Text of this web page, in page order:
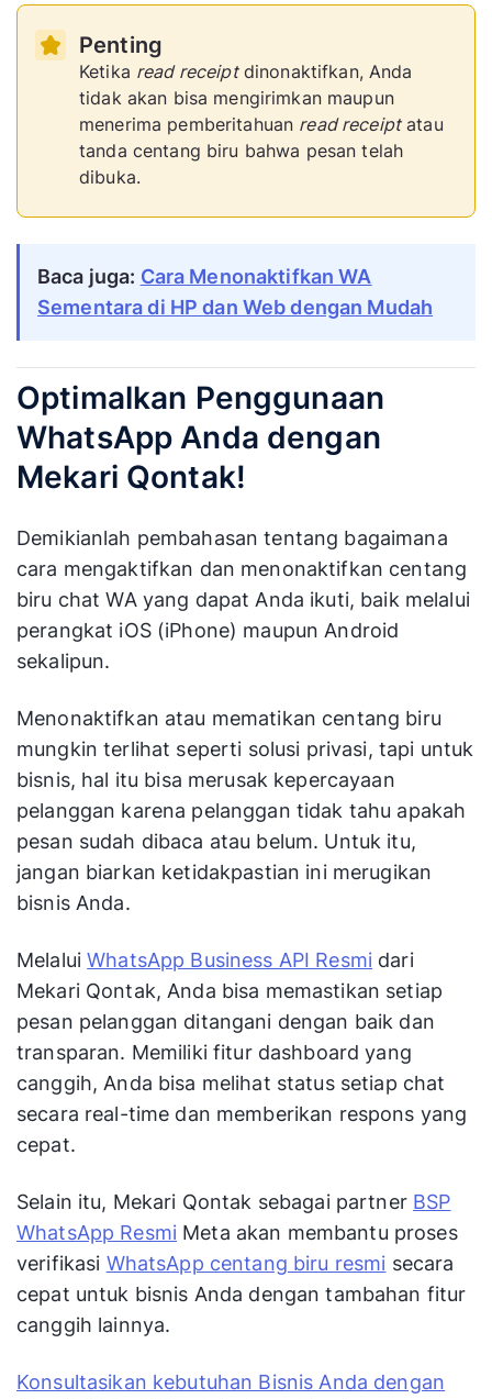
Penting
Ketika read receiptdinonaktifkan, Anda
tidak akan bisa mengirimkan maupun
menerima pemberitahuan read receiptatau
tanda centang biru bahwa pesan telah
dibuka.
Baca juga: Cara Menonaktifkan WA
Sementara di HP dan Web dengan Mudah
Optimalkan Penggunaan
WhatsApp Anda dengan
Mekari Qontak!
Demikianlah pembahasan tentang bagaimana
cara mengaktifkan dan menonaktifkan centang
biru chat WA yang dapat Anda ikuti, baik melalui
perangkat iOS (iPhone) maupun Android
sekalipun.
Menonaktifkan atau mematikan centang biru
mungkin terlihat seperti solusi privasi, tapi untuk
bisnis, hal itu bisa merusak kepercayaan
pelanggan karena pelanggan tidak tahu apakah
pesan sudah dibaca atau belum. Untuk itu,
jangan biarkan ketidakpastian ini merugikan
bisnis Anda.
MelaluiWhatsApp Business API Resmi dari
Mekari Qontak, Anda bisa memastikan setiap
pesan pelanggan ditangani dengan baik dan
transparan. Memiliki fitur dashboard yang
canggih, Anda bisa melihat status setiap chat
secara real-time dan memberikan respons yang
cepat.
Selain itu, Mekari Qontak sebagai partner BSP
WhatsApp Resmi Meta akan membantu proses
verifikasi WhatsApp centang biru resmi secara
cepat untuk bisnis Anda dengan tambahan fitur
canggih lainnya.
Konsultasikan kebutuhan Bisnis Anda dengan